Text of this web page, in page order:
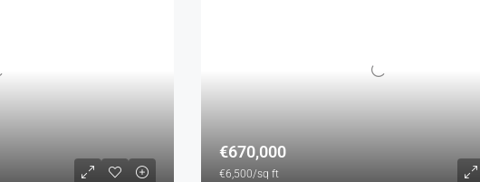
€670,000
€6,500/sq ft